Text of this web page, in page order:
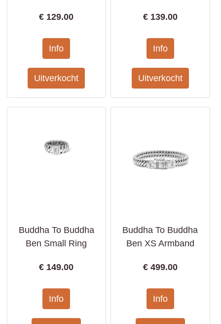
€ 129.00 € 139.00
Buddha To Buddha
Ben Small Ring
€ 149.00
Buddha To Buddha
Ben XS Armband
€ 499.00